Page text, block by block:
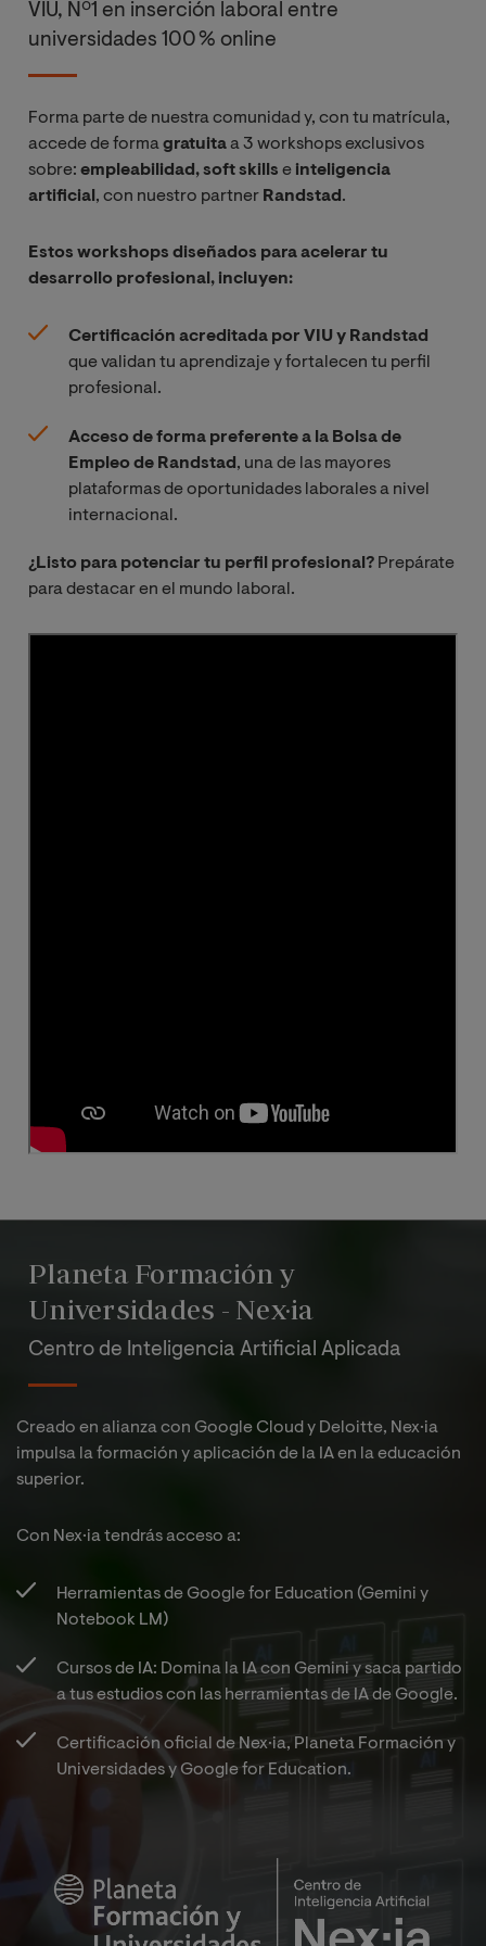
optimización
Razonamiento
Aproximado
Aprendizaje
No
Redes
neuronales y
Aprendizaje
por refuerzo
Trabajo de fin
de máster
VIU, Nº1 en inserción laboral entre
universidades 100 % online
Forma parte de nuestra comunidad y, con tu matrícula,
accede de formagratuitaa 3 workshops exclusivos
sobre: empleabilidad, soft skills e inteligencia
artificial , con nuestro partner Randstad .
Estos workshops diseñados para acelerar tu
desarrollo profesional, incluyen:
Certificación acreditada por VIU y Randstad
que validan tu aprendizaje y fortalecen tu perfil
profesional.
Acceso de forma preferente a la Bolsa de
Empleo de Randstad , una de las mayores
plataformas de oportunidades laborales a nivel
internacional.
¿Listo para potenciar tu perfil profesional? Prepárate
para destacar en el mundo laboral.
Planeta Formación y
Universidades - Nex·ia
Centro de Inteligencia Artificial Aplicada
Creado en alianza con Google Cloud y Deloitte, Nex·ia
impulsa la formación y aplicación de la IA en la educación
superior.
Con Nex·ia tendrás acceso a:​
Herramientas de Google for Education (Gemini y
Notebook LM)​
Cursos de IA: Domina la IA con Gemini y saca partido
a tus estudios con las herramientas de IA de Google.​
Certificación oficial de Nex·ia, Planeta Formación y
Universidades y Google for Education.​